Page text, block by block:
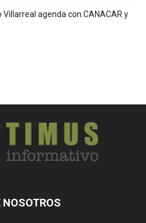
agenda con CANACAR y
NOSOTROS